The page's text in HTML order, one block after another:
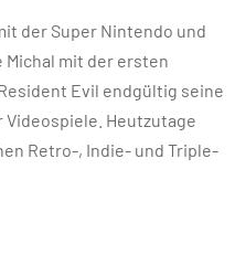
der Super Nintendo und
Michal mit der ersten
Evil endgültig seine
Heutzutage
Retro-, Indie- und Triple-